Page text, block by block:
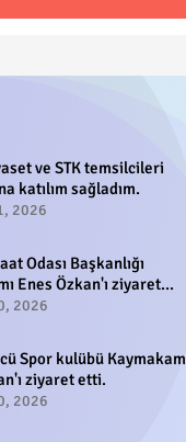
ve STK temsilcileri
katılım sağladım.
2026
Odası Başkanlığı
Enes Özkan'ı ziyaret
2026
Spor kulübü Kaymakam
ziyaret etti.
2026